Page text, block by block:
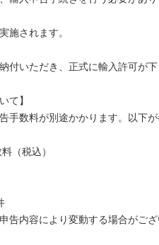
施されます。
付いただき、正式に輸入許可が
て】
手数料が別途かかります。以下
（税込）
件
件
告内容により変動する場合がご